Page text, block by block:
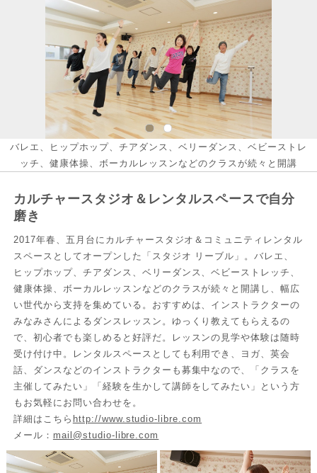
バレエ、ヒップホップ、チアダンス、ベリーダンス、ベビーストレ
ッチ、健康体操、ボーカルレッスンなどのクラスが続々と開講
カルチャースタジオ＆レンタルスペースで自分
磨き
2017年春、五月台にカルチャースタジオ＆コミュニティレンタル
スペースとしてオープンした「スタジオ リーブル」。バレエ、
ヒップホップ、チアダンス、ベリーダンス、ベビーストレッチ、
健康体操、ボーカルレッスンなどのクラスが続々と開講し、幅広
い世代から支持を集めている。おすすめは、インストラクターの
みなみさんによるダンスレッスン。ゆっくり教えてもらえるの
で、初心者でも楽しめると好評だ。レッスンの見学や体験は随時
受け付け中。レンタルスペースとしても利用でき、ヨガ、英会
話、ダンスなどのインストラクターも募集中なので、「クラスを
主催してみたい」「経験を生かして講師をしてみたい」という方
もお気軽にお問い合わせを。
詳細はこちら http://www.studio-libre.com
メール： mail@studio-libre.com